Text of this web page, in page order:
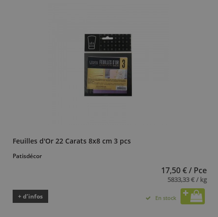
Feuilles d'Or 22 Carats 8x8 cm 3 pcs
Patisdécor
17,50 € / Pce
5833,33 € / kg
+ d’infos En stock